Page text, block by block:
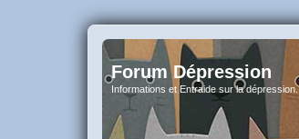
Forum Dépression
Informations et Entraide sur la dépression.